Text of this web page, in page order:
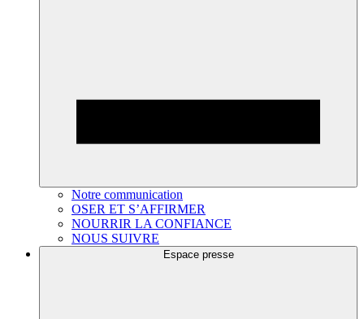
Notre communication
OSER ET S’AFFIRMER
NOURRIR LA CONFIANCE
NOUS SUIVRE
Espace presse